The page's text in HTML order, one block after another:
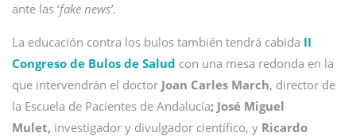
ante las ‘fake news’.
La educación contra los bulos también tendrá cabida II
Congreso de Bulos de Salud con una mesa redonda en la
que intervendrán el doctor Joan Carles March, director de
la Escuela de Pacientes de Andalucía; José Miguel
Mulet, investigador y divulgador científico, y Ricardo